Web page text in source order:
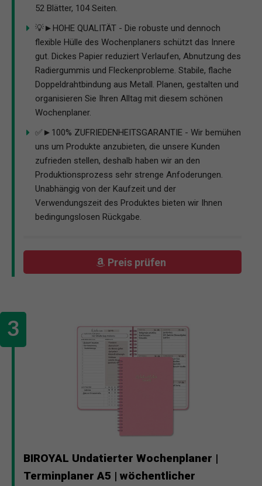
52 Blätter, 104 Seiten.
💡►HOHE QUALITÄT - Die robuste und dennoch
flexible Hülle des Wochenplaners schützt das Innere
gut. Dickes Papier reduziert Verlaufen, Abnutzung des
Radiergummis und Fleckenprobleme. Stabile, flache
Doppeldrahtbindung aus Metall. Planen, gestalten und
organisieren Sie Ihren Alltag mit diesem schönen
Wochenplaner.
✅►100% ZUFRIEDENHEITSGARANTIE - Wir bemühen
uns um Produkte anzubieten, die unsere Kunden
zufrieden stellen, deshalb haben wir an den
Produktionsprozess sehr strenge Anfoderungen.
Unabhängig von der Kaufzeit und der
Verwendungszeit des Produktes bieten wir Ihnen
bedingungslosen Rückgabe.
Preis prüfen
BIROYAL Undatierter Wochenplaner |
Terminplaner A5 | wöchentlicher